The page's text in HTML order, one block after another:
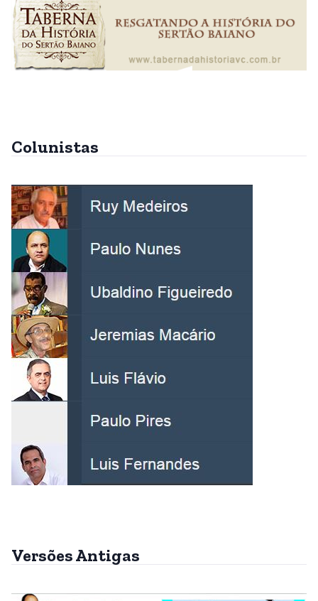
Colunistas
Versões Antigas